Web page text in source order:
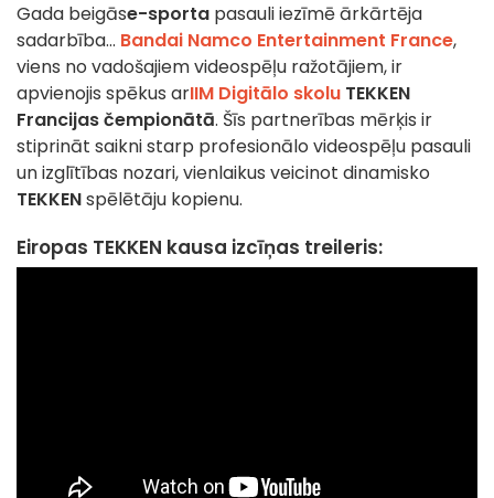
Gada beigāse-sporta pasauli iezīmē ārkārtēja
sadarbība... Bandai Namco Entertainment France,
viens no vadošajiem videospēļu ražotājiem, ir
apvienojis spēkus arIIM Digitālo skolu TEKKEN
Francijas čempionātā. Šīs partnerības mērķis ir
stiprināt saikni starp profesionālo videospēļu pasauli
un izglītības nozari, vienlaikus veicinot dinamisko
TEKKENspēlētāju kopienu.
Eiropas TEKKEN kausa izcīņas treileris: